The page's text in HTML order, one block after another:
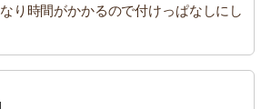
り時間がかかるので付けっぱなしにし